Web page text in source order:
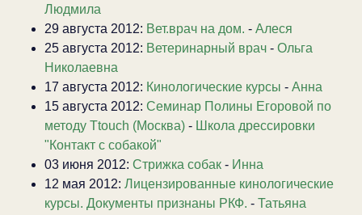
Людмила
29 августа 2012: Вет.врач на дом. - Алеся
25 августа 2012: Ветеринарный врач - Ольга
Николаевна
17 августа 2012: Кинологические курсы - Анна
15 августа 2012: Семинар Полины Егоровой по
методу Ttouch (Москва) - Школа дрессировки
"Контакт с собакой"
03 июня 2012: Стрижка собак - Инна
12 мая 2012: Лицензированные кинологические
курсы. Документы признаны РКФ. - Татьяна